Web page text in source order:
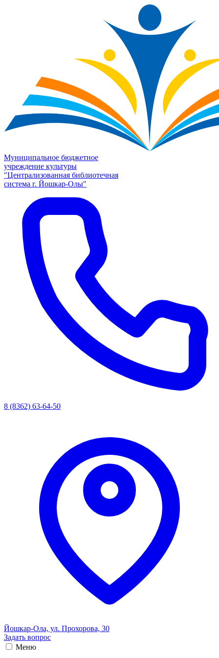
Муниципальное бюджетное
учреждение культуры
"Централизованная библиотечная
система г. Йошкар-Олы"
8 (8362) 63-64-50
Йошкар-Ола, ул. Прохорова, 30
Задать вопрос
Меню